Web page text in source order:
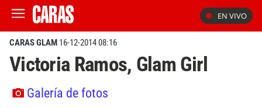
EN VIVO
CARAS GLAM 16-12-2014 08:16
Victoria Ramos, Glam Girl
Galería de fotos